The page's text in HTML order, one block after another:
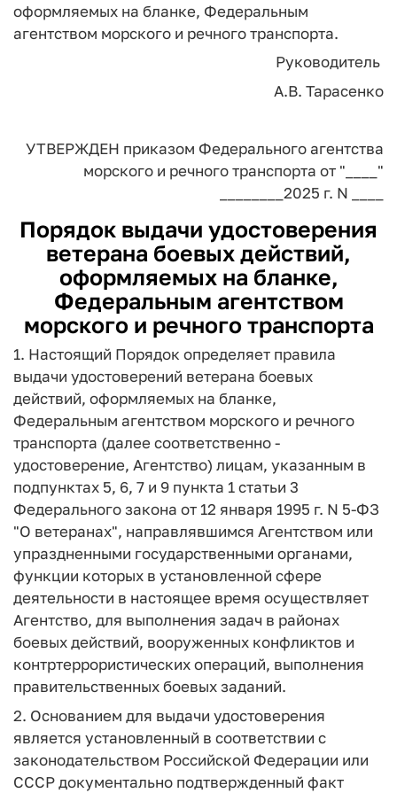
оформляемых на бланке, Федеральным
агентством морского и речного транспорта.
Руководитель
А.В. Тарасенко
УТВЕРЖДЕН приказом Федерального агентства
морского и речного транспорта от "____"
________2025 г. N ____
Порядок выдачи удостоверения
ветерана боевых действий,
оформляемых на бланке,
Федеральным агентством
морского и речного транспорта
1. Настоящий Порядок определяет правила
выдачи удостоверений ветерана боевых
действий, оформляемых на бланке,
Федеральным агентством морского и речного
транспорта (далее соответственно -
удостоверение, Агентство) лицам, указанным в
подпунктах 5, 6, 7 и 9 пункта 1 статьи 3
Федерального закона от 12 января 1995 г. N 5-ФЗ
"О ветеранах", направлявшимся Агентством или
упраздненными государственными органами,
функции которых в установленной сфере
деятельности в настоящее время осуществляет
Агентство, для выполнения задач в районах
боевых действий, вооруженных конфликтов и
контртеррористических операций, выполнения
правительственных боевых заданий.
2. Основанием для выдачи удостоверения
является установленный в соответствии с
законодательством Российской Федерации или
СССР документально подтвержденный факт